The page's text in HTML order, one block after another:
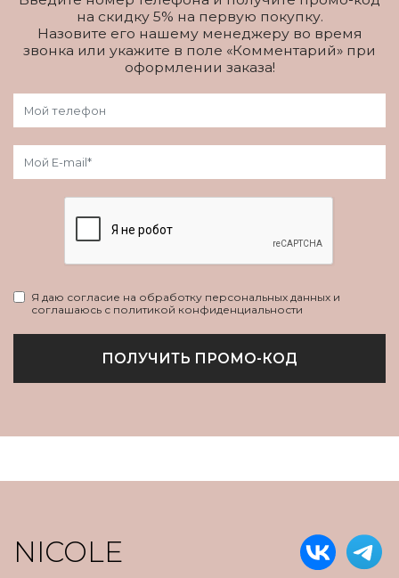
на скидку 5% на первую покупку.
Назовите его нашему менеджеру во время
звонка или укажите в поле «Комментарий» при
оформлении заказа!
Я даю согласие на обработку персональных данных и
соглашаюсь с политикой конфиденциальности
ПОЛУЧИТЬ ПРОМО-КОД
NICOLE